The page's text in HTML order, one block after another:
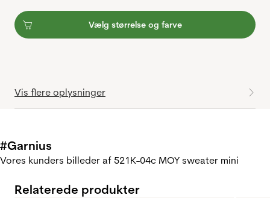
Vælg størrelse og farve
Vis flere oplysninger
#Garnius
Vores kunders billeder af 521K-04c MOY sweater mini
Relaterede produkter